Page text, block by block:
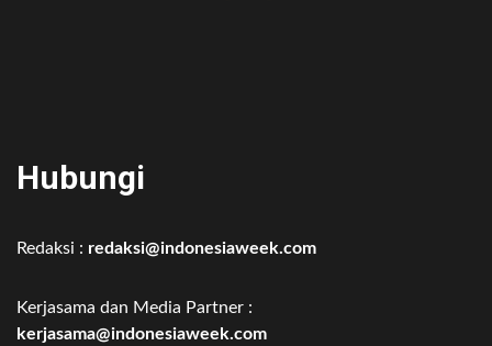
Hubungi
Redaksi : redaksi@indonesiaweek.com
Kerjasama dan Media Partner :
kerjasama@indonesiaweek.com